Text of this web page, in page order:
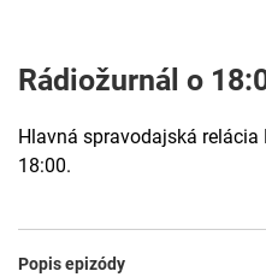
Rádiožurnál o
Hlavná spravodajská
18:00.
Popis epizódy